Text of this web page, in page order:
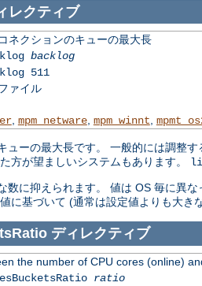
レクティブ
ネクションのキューの最大長
backlog
511
ァイル
, mpm_netware, mpm_winnt,
ューの最大長です。 一般的には調整
方が望ましいシステムもあります。
数に抑えられます。 値は OS 毎に異
に基づいて (通常は設定値よりも大き
ディレクティブ
the number of CPU cores (online)
ratio